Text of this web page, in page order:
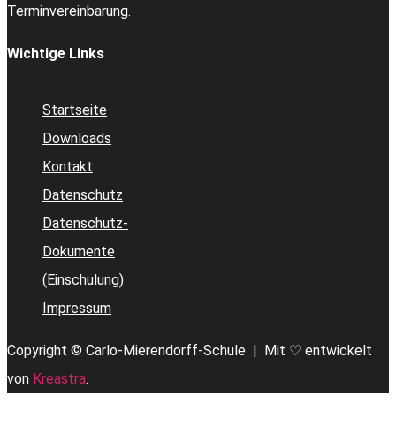
Terminvereinbarung.
Wichtige Links
Startseite
Downloads
Kontakt
Datenschutz
Datenschutz-
Dokumente
(Einschulung)
Impressum
Copyright © Carlo-Mierendorff-Schule | Mit ♡ entwickelt
von Kreastra.